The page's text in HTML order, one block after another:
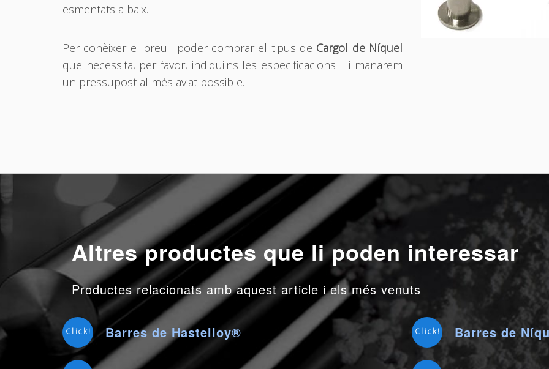
esmentats a baix.
Per conèixer el preu i poder comprar el tipus de Cargol de Níquel
que necessita, per favor, indiqui'ns les especificacions i li manarem
un pressupost al més aviat possible.
Altres productes que li poden interessar
Productes relacionats amb aquest article i els més venuts
Click! Barres de Hastelloy® Click! Barres de